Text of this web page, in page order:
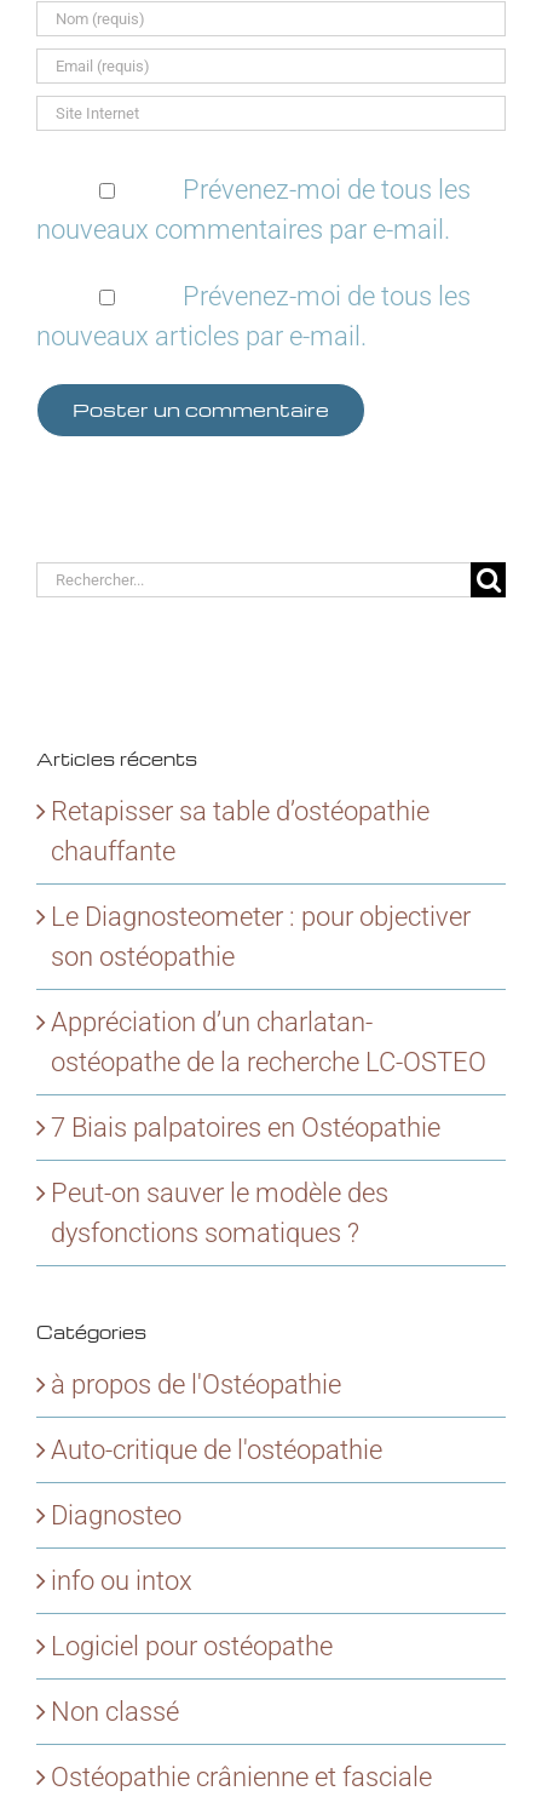
Prévenez-moi de tous les
nouveaux commentaires par e-mail.
Prévenez-moi de tous les
nouveaux articles par e-mail.
Rechercher:
Articles récents
Retapisser sa table d’ostéopathie
chauffante
Le Diagnosteometer : pour objectiver
son ostéopathie
Appréciation d’un charlatan-
ostéopathe de la recherche LC-OSTEO
7 Biais palpatoires en Ostéopathie
Peut-on sauver le modèle des
dysfonctions somatiques ?
Catégories
à propos de l'Ostéopathie
Auto-critique de l'ostéopathie
Diagnosteo
info ou intox
Logiciel pour ostéopathe
Non classé
Ostéopathie crânienne et fasciale